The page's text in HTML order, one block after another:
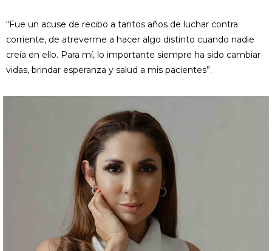
“Fue un acuse de recibo a tantos años de luchar contra
corriente, de atreverme a hacer algo distinto cuando nadie
creía en ello. Para mí, lo importante siempre ha sido cambiar
vidas, brindar esperanza y salud a mis pacientes”.